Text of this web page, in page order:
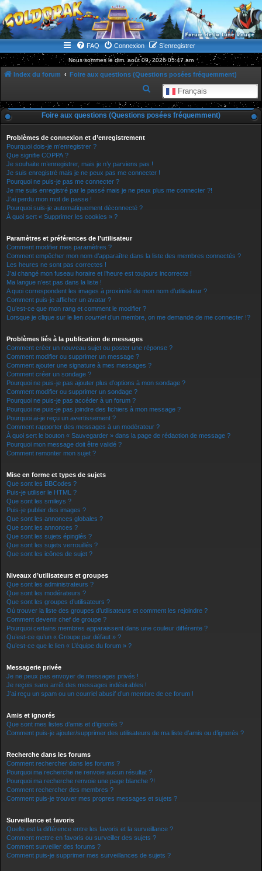
WWW.GOLDORAKGO.COM
le site de la Lune Rouge
FAQ Connexion S’enregistrer
Nous sommes le dim. août 09, 2026 05:47 am
Index du forum Foire aux questions (Questions posées fréquemment)
Français
e
c
c
Foire aux questions (Questions posées fréquemment)
Problèmes de connexion et d’enregistrement
Pourquoi dois-je m’enregistrer ?
Que signifie COPPA ?
Je souhaite m’enregistrer, mais je n’y parviens pas !
Je suis enregistré mais je ne peux pas me connecter !
Pourquoi ne puis-je pas me connecter ?
Je me suis enregistré par le passé mais je ne peux plus me connecter ?!
J’ai perdu mon mot de passe !
Pourquoi suis-je automatiquement déconnecté ?
À quoi sert « Supprimer les cookies » ?
Paramètres et préférences de l’utilisateur
Comment modifier mes paramètres ?
Comment empêcher mon nom d’apparaître dans la liste des membres connectés ?
Les heures ne sont pas correctes !
J’ai changé mon fuseau horaire et l’heure est toujours incorrecte !
Ma langue n’est pas dans la liste !
A quoi correspondent les images à proximité de mon nom d’utilisateur ?
Comment puis-je afficher un avatar ?
Qu’est-ce que mon rang et comment le modifier ?
Lorsque je clique sur le lien courrield’un membre, on me demande de me connecter !?
Problèmes liés à la publication de messages
Comment créer un nouveau sujet ou poster une réponse ?
Comment modifier ou supprimer un message ?
Comment ajouter une signature à mes messages ?
Comment créer un sondage ?
Pourquoi ne puis-je pas ajouter plus d’options à mon sondage ?
Comment modifier ou supprimer un sondage ?
Pourquoi ne puis-je pas accéder à un forum ?
Pourquoi ne puis-je pas joindre des fichiers à mon message ?
Pourquoi ai-je reçu un avertissement ?
Comment rapporter des messages à un modérateur ?
À quoi sert le bouton « Sauvegarder » dans la page de rédaction de message ?
Pourquoi mon message doit être validé ?
Comment remonter mon sujet ?
Mise en forme et types de sujets
Que sont les BBCodes ?
Puis-je utiliser le HTML ?
Que sont les smileys ?
Puis-je publier des images ?
Que sont les annonces globales ?
Que sont les annonces ?
Que sont les sujets épinglés ?
Que sont les sujets verrouillés ?
Que sont les icônes de sujet ?
Niveaux d’utilisateurs et groupes
Que sont les administrateurs ?
Que sont les modérateurs ?
Que sont les groupes d’utilisateurs ?
Où trouver la liste des groupes d’utilisateurs et comment les rejoindre ?
Comment devenir chef de groupe ?
Pourquoi certains membres apparaissent dans une couleur différente ?
Qu’est-ce qu’un « Groupe par défaut » ?
Qu’est-ce que le lien « L’équipe du forum » ?
Messagerie privée
Je ne peux pas envoyer de messages privés !
Je reçois sans arrêt des messages indésirables !
J’ai reçu un spam ou un courriel abusif d’un membre de ce forum !
Amis et ignorés
Que sont mes listes d’amis et d’ignorés ?
Comment puis-je ajouter/supprimer des utilisateurs de ma liste d’amis ou d’ignorés ?
Recherche dans les forums
Comment rechercher dans les forums ?
Pourquoi ma recherche ne renvoie aucun résultat ?
Pourquoi ma recherche renvoie une page blanche ?!
Comment rechercher des membres ?
Comment puis-je trouver mes propres messages et sujets ?
Surveillance et favoris
Quelle est la différence entre les favoris et la surveillance ?
Comment mettre en favoris ou surveiller des sujets ?
Comment surveiller des forums ?
Comment puis-je supprimer mes surveillances de sujets ?